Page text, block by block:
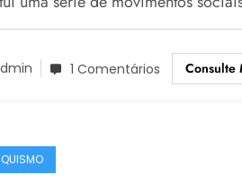
1 Comentários Consulte